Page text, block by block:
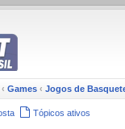
‹ Games ‹ Jogos de
Tópicos ativos